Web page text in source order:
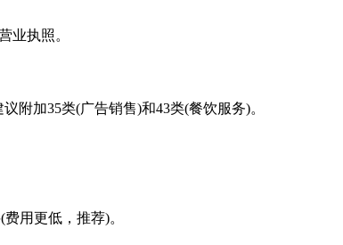
业执照。
附加35类(广告销售)和43类(餐饮服务)。
用更低，推荐)。